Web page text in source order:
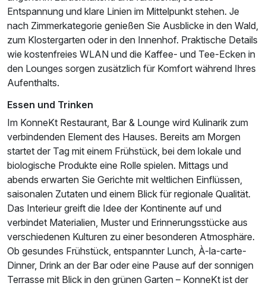
Entspannung und klare Linien im Mittelpunkt stehen. Je
nach Zimmerkategorie genießen Sie Ausblicke in den Wald,
zum Klostergarten oder in den Innenhof. Praktische Details
wie kostenfreies WLAN und die Kaffee- und Tee-Ecken in
den Lounges sorgen zusätzlich für Komfort während Ihres
Aufenthalts.
Essen und Trinken
Im KonneKt Restaurant, Bar & Lounge wird Kulinarik zum
verbindenden Element des Hauses. Bereits am Morgen
startet der Tag mit einem Frühstück, bei dem lokale und
biologische Produkte eine Rolle spielen. Mittags und
abends erwarten Sie Gerichte mit weltlichen Einflüssen,
saisonalen Zutaten und einem Blick für regionale Qualität.
Das Interieur greift die Idee der Kontinente auf und
verbindet Materialien, Muster und Erinnerungsstücke aus
verschiedenen Kulturen zu einer besonderen Atmosphäre.
Ob gesundes Frühstück, entspannter Lunch, À-la-carte-
Dinner, Drink an der Bar oder eine Pause auf der sonnigen
Terrasse mit Blick in den grünen Garten – KonneKt ist der